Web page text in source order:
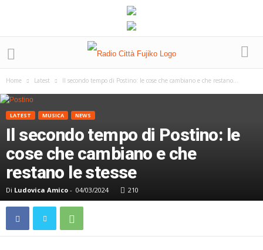
Home Latest Il secondo tempo di Postino: le cose che cambiano e che restano...
LATEST MUSICA NEWS
Il secondo tempo di Postino: le
cose che cambiano e che
restano le stesse
Di Ludovica Amico - 04/03/2024 210